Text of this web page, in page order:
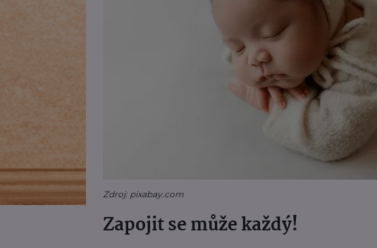
Zdroj: pixabay.com
Zapojit se může každý!